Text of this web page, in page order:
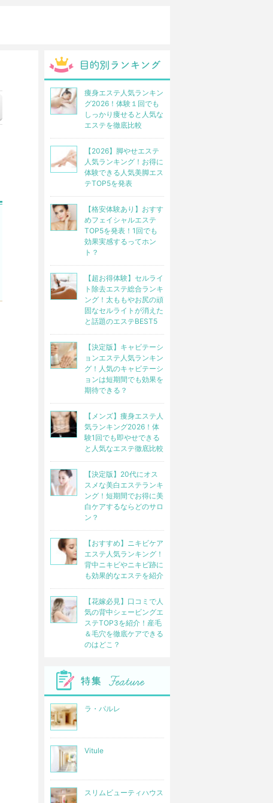
痩身エステ人気ランキン
グ2026！体験１回でも
しっかり痩せると人気な
エステを徹底比較
【2026】脚やせエステ
人気ランキング！お得に
体験できる人気美脚エス
テTOP5を発表
【格安体験あり】おすす
めフェイシャルエステ
TOP5を発表！1回でも
効果実感するってホン
ト？
【超お得体験】セルライ
ト除去エステ総合ランキ
ング！太ももやお尻の頑
固なセルライトが消えた
と話題のエステBEST5
【決定版】キャビテーシ
ョンエステ人気ランキン
グ！人気のキャビテーシ
ョンは短期間でも効果を
期待できる？
【メンズ】痩身エステ人
気ランキング2026！体
験1回でも即やせできる
と人気なエステ徹底比較
【決定版】20代にオス
スメな美白エステランキ
ング！短期間でお得に美
白ケアするならどのサロ
ン？
【おすすめ】ニキビケア
エステ人気ランキング！
背中ニキビやニキビ跡に
も効果的なエステを紹介
【花嫁必見】口コミで人
気の背中シェービングエ
ステTOP3を紹介！産毛
＆毛穴を徹底ケアできる
のはどこ？
ラ・パルレ
Vitule
スリムビューティハウス